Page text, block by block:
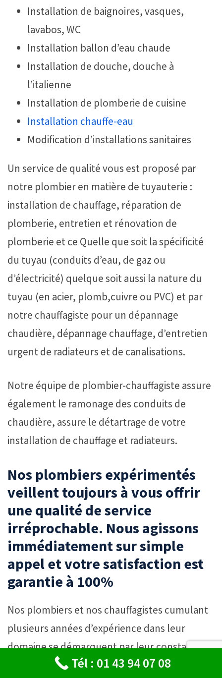
Installation de baignoires, vasques,
lavabos, WC
Installation ballon d’eau chaude
Installation de douche, douche à
l’italienne
Installation de plomberie de cuisine
Installation chauffe-eau
Modification d’installations sanitaires
Un service de qualité vous est proposé par
notre plombier en matière de tuyauterie :
installation de chauffage, réparation de
plomberie, entretien et rénovation de
plomberie et ce Quelle que soit la spécificité
du tuyau (conduits d’eau, de gaz ou
d’électricité) quelque soit aussi la nature du
tuyau (en acier, plomb,cuivre ou PVC) et par
notre chauffagiste pour un dépannage
chaudière, dépannage chauffage, d’entretien
urgent de radiateurs et de canalisations.
Notre équipe de plombier-chauffagiste assure
également le ramonage des conduits de
chaudière, assure le détartrage de votre
installation de chauffage et radiateurs.
Nos plombiers expérimentés
veillent toujours à vous offrir
une qualité de service
irréprochable. Nous agissons
immédiatement sur simple
appel et votre satisfaction est
garantie à 100%
Nos plombiers et nos chauffagistes cumulant
plusieurs années d’expérience dans leur
domaine se démarquent par leur constante
bonne humeur et l’excellent esprit d’équipe
Tél : 01 43 94 07 08